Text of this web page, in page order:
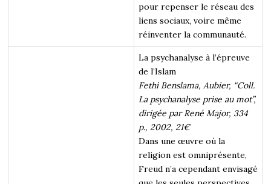
pour repenser le réseau des
liens sociaux, voire même
réinventer la communauté.
La psychanalyse à l’épreuve
de l’Islam
Fethi Benslama, Aubier, “Coll.
La psychanalyse prise au mot”,
dirigée par René Major, 334
p., 2002, 21€
Dans une œuvre où la
religion est omniprésente,
Freud n’a cependant envisagé